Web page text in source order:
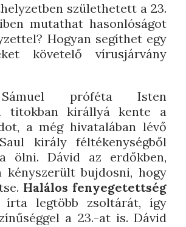
születhetett a 23.
mutathat hasonlóságot
Hogyan segíthet egy
követelő vírusjárvány
próféta Isten
titokban királlyá kente a
a még hivatalában lévő
király féltékenységből
ölni. Dávid az erdőkben,
kényszerült bujdosni, hogy
Halálos fenyegetettség
írta legtöbb zsoltárát, így
a 23.-at is. Dávid